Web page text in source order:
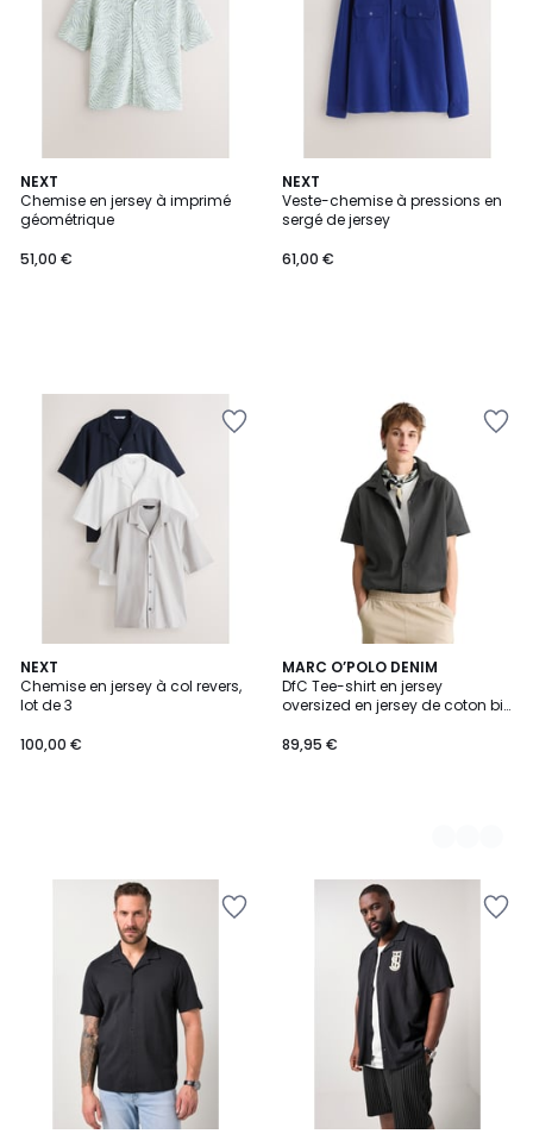
NEXT
Chemise en jersey à imprimé
géométrique
51,00 €
NEXT
Veste-chemise à pressions en
sergé de jersey
61,00 €
NEXT
Chemise en jersey à col revers,
lot de 3
100,00 €
MARC O’POLO DENIM
DfC Tee-shirt en jersey
oversized en jersey de coton bio
89,95 €
2
Couleurs